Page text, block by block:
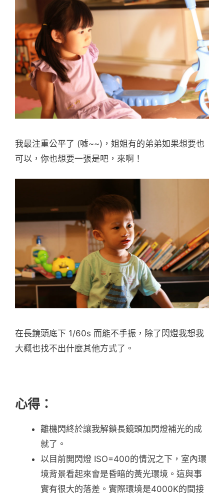
我最注重公平了 (噓~~)，姐姐有的弟弟如果想要也
可以，你也想要一張是吧，來啊！
在長鏡頭底下 1/60s 而能不手振，除了閃燈我想我
大概也找不出什麼其他方式了。
心得：
離機閃終於讓我解鎖長鏡頭加閃燈補光的成
就了。
以目前開閃燈 ISO=400的情況之下，室內環
境背景看起來會是昏暗的黃光環境。這與事
實有很大的落差。實際環境是4000K的間接